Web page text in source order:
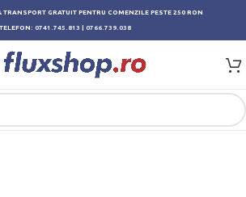
GRATUIT PENTRU COMENZILE PESTE 250 RON
TELEFON: 0741.745.813 0766.739.038